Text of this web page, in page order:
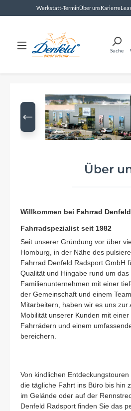
springenWerkstatt-TerminÜber unsKarierre
Suche
Bildergalerie überspringen
Über
Willkommen bei Fahrrad
Fahrradspezialist seit 1982
Seit unserer Gründung vor über
Homburg, in der Nähe des
Fahrrad Denfeld Radsport GmbH
Qualität und Hingabe rund um das
Familienunternehmen mit einer
der Gemeinschaft und einem
Mitarbeitern, haben wir es uns zur
Mobilität unserer Kunden mit
Fahrrädern und einem
bereichern.
Von kindlichen
die tägliche Fahrt ins Büro bis hin
im Gelände oder auf der
Denfeld Radsport finden Sie das